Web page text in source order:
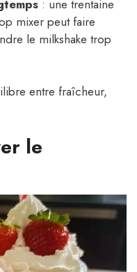
: une trentaine
mixer peut faire
le milkshake trop
entre fraîcheur,
le